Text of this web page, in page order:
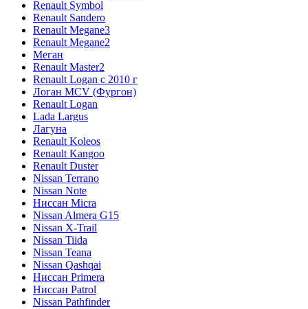
Renault Symbol
Renault Sandero
Renault Megane3
Renault Megane2
Меган
Renault Master2
Renault Logan c 2010 г
Логан МСV (Фургон)
Renault Logan
Lada Largus
Лагуна
Renault Koleos
Renault Kangoo
Renault Duster
Nissan Terrano
Nissan Note
Ниссан Micra
Nissan Almera G15
Nissan X-Trail
Nissan Tiida
Nissan Teana
Nissan Qashqai
Ниссан Primera
Ниссан Patrol
Nissan Pathfinder